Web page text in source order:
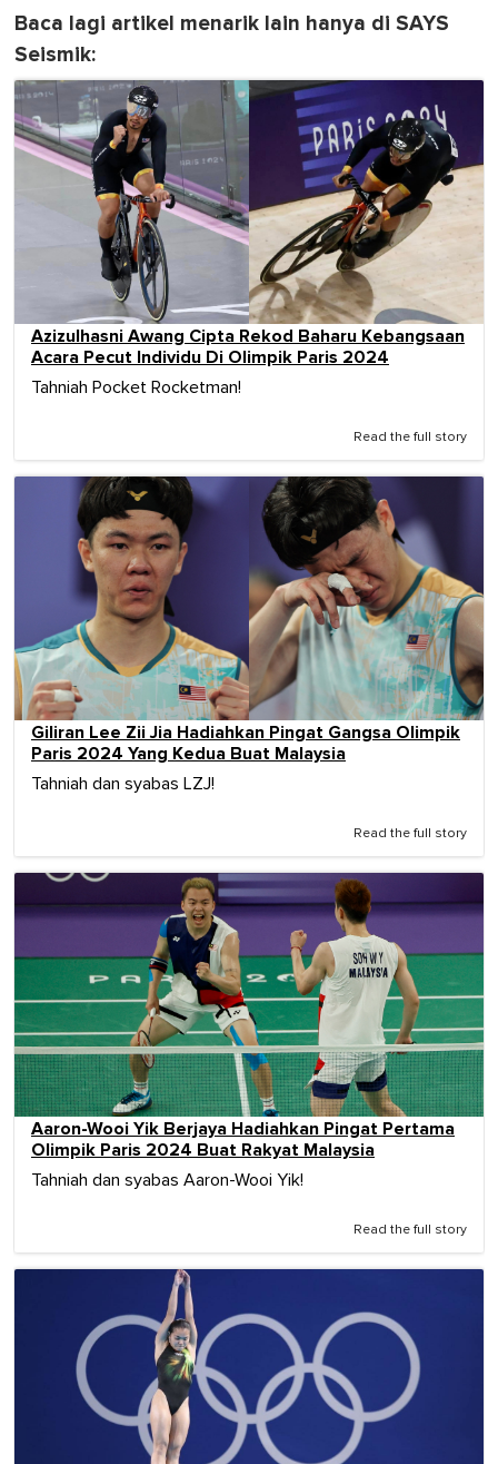
Baca lagi artikel menarik lain hanya di SAYS
Seismik:
Azizulhasni Awang Cipta Rekod Baharu Kebangsaan
Acara Pecut Individu Di Olimpik Paris 2024
Tahniah Pocket Rocketman!
Read the full story
Giliran Lee Zii Jia Hadiahkan Pingat Gangsa Olimpik
Paris 2024 Yang Kedua Buat Malaysia
Tahniah dan syabas LZJ!
Read the full story
Aaron-Wooi Yik Berjaya Hadiahkan Pingat Pertama
Olimpik Paris 2024 Buat Rakyat Malaysia
Tahniah dan syabas Aaron-Wooi Yik!
Read the full story